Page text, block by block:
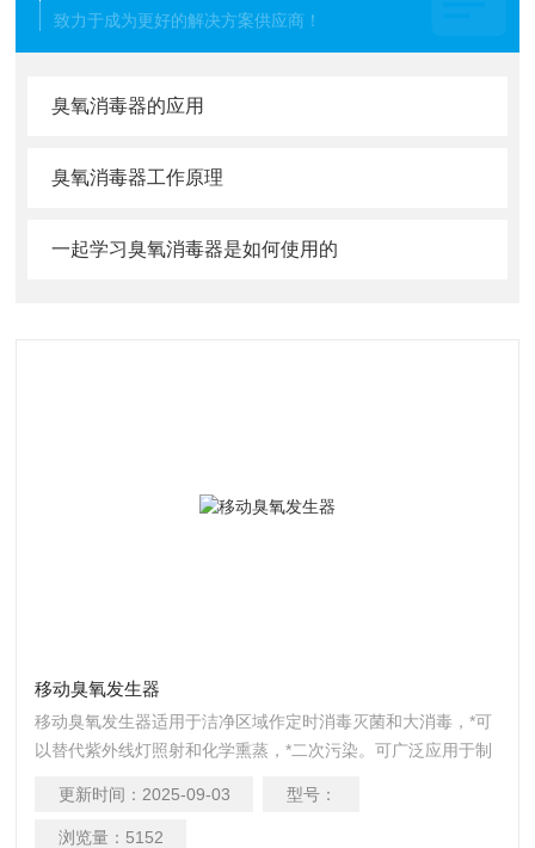
致力于成为更好的解决方案供应商！
臭氧消毒器的应用
臭氧消毒器工作原理
一起学习臭氧消毒器是如何使用的
移动臭氧发生器
移动臭氧发生器适用于洁净区域作定时消毒灭菌和大消毒，*可
以替代紫外线灯照射和化学熏蒸，*二次污染。可广泛应用于制
业。
更新时间： 2025-09-03 型号：
浏览量： 5152